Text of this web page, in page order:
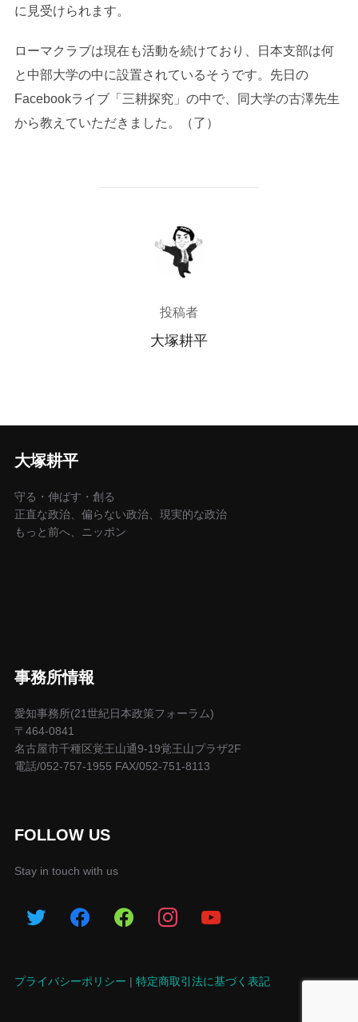
に見受けられます。
ローマクラブは現在も活動を続けており、日本支部は何
と中部大学の中に設置されているそうです。先日の
Facebookライブ「三耕探究」の中で、同大学の古澤先生
から教えていただきました。（了）
投稿者
投稿者
大塚耕平
大塚耕平
守る・伸ばす・創る
正直な政治、偏らない政治、現実的な政治
もっと前へ、ニッポン
事務所情報
愛知事務所(21世紀日本政策フォーラム)
〒464-0841
名古屋市千種区覚王山通9-19覚王山プラザ2F
電話/052-757-1955 FAX/052-751-8113
FOLLOW US
Stay in touch with us
プライバシーポリシー | 特定商取引法に基づく表記